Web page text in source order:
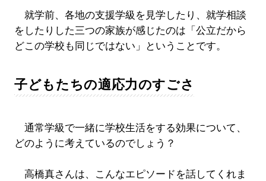
就学前、各地の支援学級を見学したり、就学相談
をしたりした三つの家族が感じたのは「公立だから
どこの学校も同じではない」ということです。
子どもたちの適応力のすごさ
通常学級で一緒に学校生活をする効果について、
どのように考えているのでしょう？
高橋真さんは、こんなエピソードを話してくれま